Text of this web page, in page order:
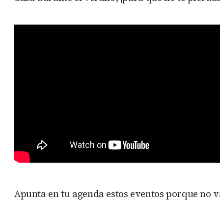
Apunta en tu agenda estos eventos porque no